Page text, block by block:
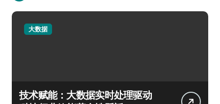
大数据
技术赋能：大数据实时处理驱动